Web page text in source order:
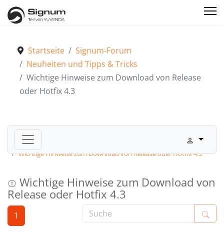
Startseite
Signum-Forum
Neuheiten und Tipps & Tricks
Wichtige Hinweise zum Download von Release
oder Hotfix 4.3
Signum-Forum
Wichtige Hinweise zum Download von Release oder Hotfix 4.3
Wichtige Hinweise zum Download von
Release oder Hotfix 4.3
1